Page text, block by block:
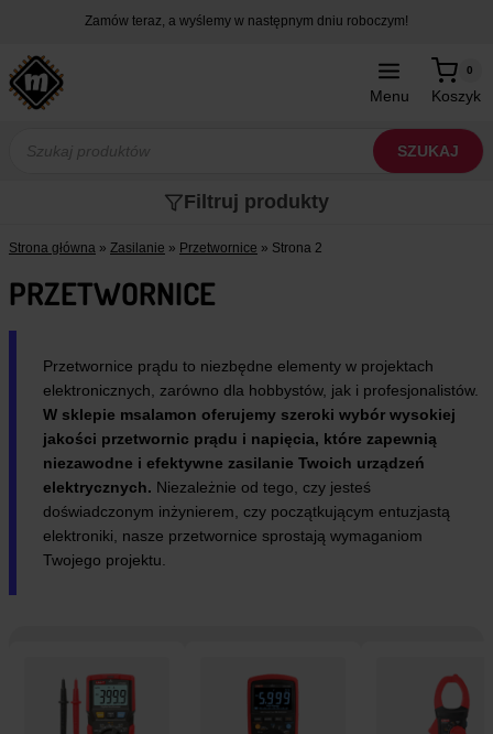
treści
Zamów teraz, a wyślemy w następnym dniu roboczym!
Menu Koszyk
0
produktów
SZUKAJ
Filtruj produkty
Strona główna » Zasilanie » Przetwornice » Strona 2
PRZETWORNICE
Przetwornice prądu to niezbędne elementy w projektach
elektronicznych, zarówno dla hobbystów, jak i profesjonalistów.
W sklepie msalamon oferujemy szeroki wybór wysokiej
jakości przetwornic prądu i napięcia, które zapewnią
niezawodne i efektywne zasilanie Twoich urządzeń
elektrycznych. Niezależnie od tego, czy jesteś
doświadczonym inżynierem, czy początkującym entuzjastą
elektroniki, nasze przetwornice sprostają wymaganiom
Twojego projektu.